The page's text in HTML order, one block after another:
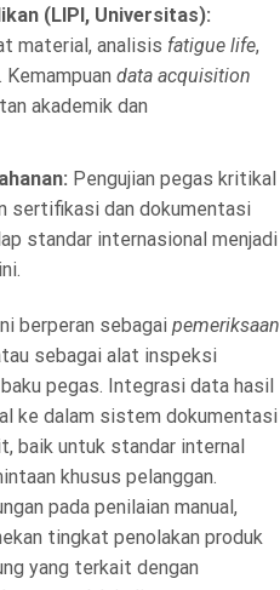
(LIPI, Universitas):
material, analisis fatigue life,
data acquisition
akademik dan
Pengujian pegas kritikal
sertifikasi dan dokumentasi
standar internasional menjadi
berperan sebagai pemeriksaan
sebagai alat inspeksi
pegas. Integrasi data hasil
ke dalam sistem dokumentasi
baik untuk standar internal
khusus pelanggan.
pada penilaian manual,
tingkat penolakan produk
yang terkait dengan